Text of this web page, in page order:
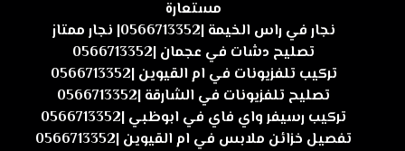
مستعارة
نجار في راس الخيمة |0566713352| نجار ممتاز
تصليح دشات في عجمان |0566713352
تركيب تلفزيونات في ام القيوين |0566713352
تصليح تلفزيونات في الشارقة |0566713352
تركيب رسيفر واي فاي في ابوظبي |0566713352
تفصيل خزائن ملابس في ام القيوين |0566713352